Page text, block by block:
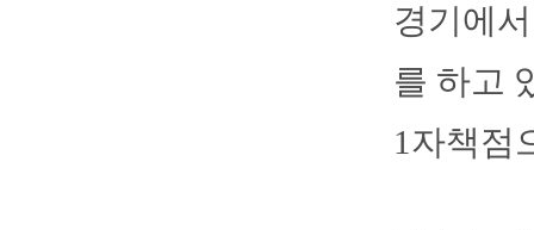
경기에
를 하고
1자책점